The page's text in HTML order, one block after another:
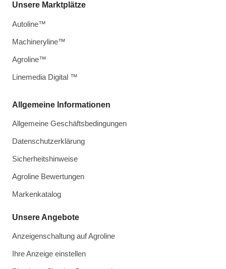
Allgemeine Informationen
Allgemeine Geschäftsbedingungen
Datenschutzerklärung
Sicherheitshinweise
Agroline Bewertungen
Markenkatalog
Unsere Angebote
Anzeigenschaltung auf Agroline
Ihre Anzeige einstellen
Unsere Marktplätze
Autoline™
Machineryline™
Agroline™
Linemedia Digital ™